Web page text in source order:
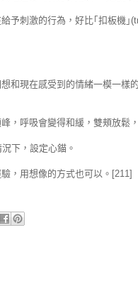
予刺激的行為，好比｢扣板機｣
和現在感受到的情緒一模一樣
，呼吸會變得和緩，雙頰放鬆
下，設定心錨。
，用想像的方式也可以。[211]